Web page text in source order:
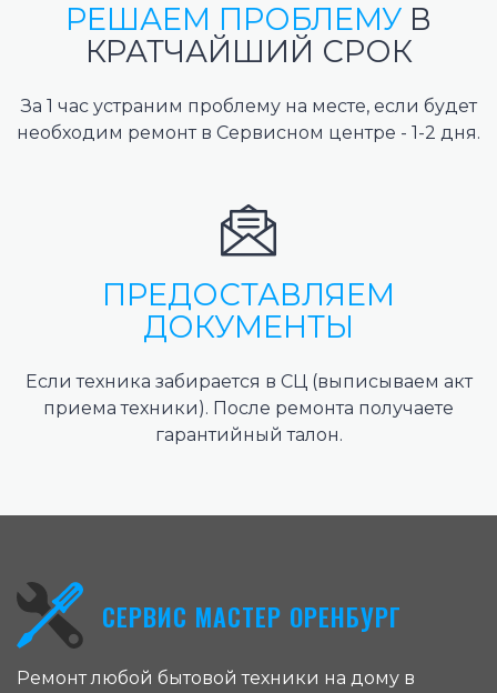
РЕШАЕМ ПРОБЛЕМУ В
КРАТЧАЙШИЙ СРОК
За 1 час устраним проблему на месте, если будет
необходим ремонт в Сервисном центре - 1-2 дня.
ПРЕДОСТАВЛЯЕМ
ДОКУМЕНТЫ
Если техника забирается в СЦ (выписываем акт
приема техники). После ремонта получаете
гарантийный талон.
СЕРВИС МАСТЕР ОРЕНБУРГ
Ремонт любой бытовой техники на дому в